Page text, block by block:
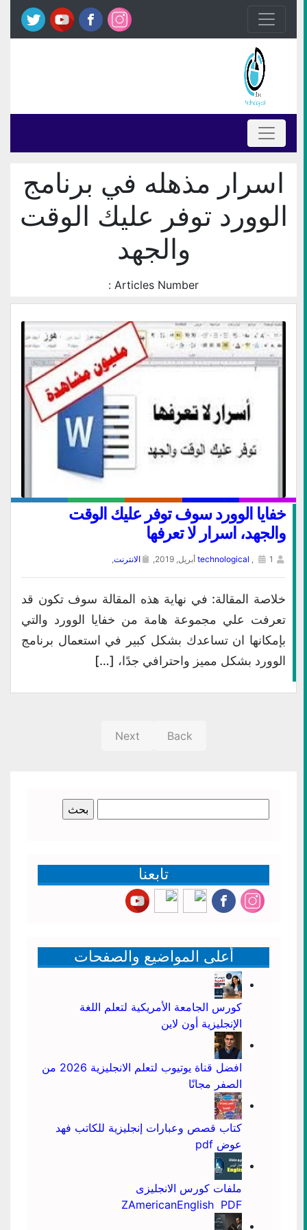
اسرار مذهله في برنامج
الوورد توفر عليك الوقت
والجهد
Articles Number :
خفايا الوورد سوف توفر عليك الوقت
والجهد، اسرار لا تعرفها
technological , 1 أبريل, 2019, الانترنت,
خلاصة المقالة: في نهاية هذه المقالة سوف تكون قد
تعرفت علي مجموعة هامة من خفايا الوورد والتي
بإمكانها ان تساعدك بشكل كبير في استعمال برنامج
الوورد بشكل مميز واحترافي جدًا، […]
Back
Next
عن:
تابعنا
أعلى المواضيع والصفحات
كورس الجامعة الأمريكية لتعلم اللغة
الإنجليزية أون لاين
افضل قناة يوتيوب لتعلم الانجليزية 2026 من
الصفر مجانًا
كتاب قصص وعبارات إنجليزية للكاتب فهد
عوض pdf
ملفات كورس الانجليزى
ZAmericanEnglish PDF